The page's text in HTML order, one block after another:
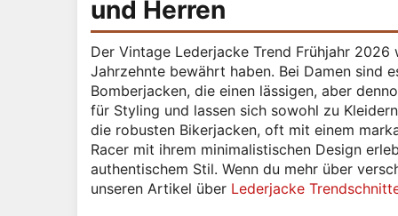
und Herren
Der Vintage Lederjacke Trend Frühjahr
Jahrzehnte bewährt haben. Bei Damen sind
Bomberjacken, die einen lässigen, aber
für Styling und lassen sich sowohl zu
die robusten Bikerjacken, oft mit einem
Racer mit ihrem minimalistischen Design
authentischem Stil. Wenn du mehr über
unseren Artikel über Lederjacke